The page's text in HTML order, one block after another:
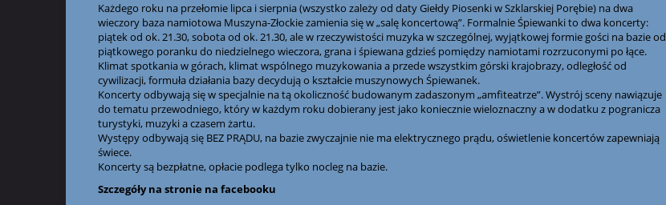
Każdego roku na przełomie lipca i sierpnia (wszystko zależy od daty Giełdy Piosenki w Szklarskiej Porębie) na dwa
wieczory baza namiotowa Muszyna-Złockie zamienia się w „salę koncertową”. Formalnie Śpiewanki to dwa koncerty:
piątek od ok. 21.30, sobota od ok. 21.30, ale w rzeczywistości muzyka w szczególnej, wyjątkowej formie gości na bazie od
piątkowego poranku do niedzielnego wieczora, grana i śpiewana gdzieś pomiędzy namiotami rozrzuconymi po łące.
Klimat spotkania w górach, klimat wspólnego muzykowania a przede wszystkim górski krajobrazy, odległość od
cywilizacji, formuła działania bazy decydują o kształcie muszynowych Śpiewanek.
Koncerty odbywają się w specjalnie na tą okoliczność budowanym zadaszonym „amfiteatrze”. Wystrój sceny nawiązuje
do tematu przewodniego, który w każdym roku dobierany jest jako koniecznie wieloznaczny a w dodatku z pogranicza
turystyki, muzyki a czasem żartu.
Występy odbywają się BEZ PRĄDU, na bazie zwyczajnie nie ma elektrycznego prądu, oświetlenie koncertów zapewniają
świece.
Koncerty są bezpłatne, opłacie podlega tylko nocleg na bazie.
Szczegóły na stronie na facebooku